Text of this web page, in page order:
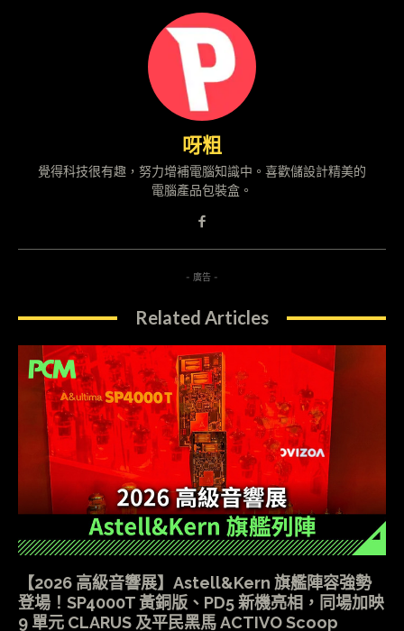
呀粗
覺得科技很有趣，努力增補電腦知識中。喜歡儲設計精美的
電腦產品包裝盒。
- 廣告 -
Related Articles
【2026 高級音響展】Astell&Kern 旗艦陣容強勢
登場！SP4000T 黃銅版、PD5 新機亮相，同場加映
9 單元 CLARUS 及平民黑馬 ACTIVO Scoop